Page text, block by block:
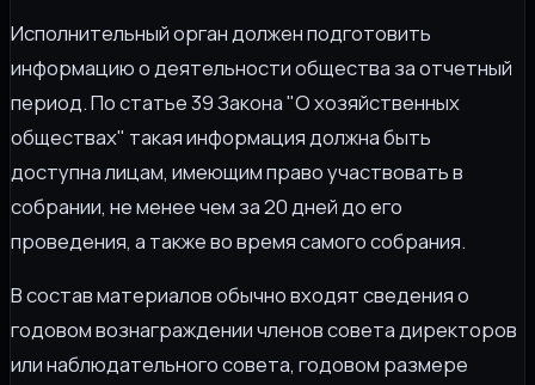
Исполнительный орган должен подготовить
информацию о деятельности общества за отчетный
период. По статье 39 Закона "О хозяйственных
обществах" такая информация должна быть
доступна лицам, имеющим право участвовать в
собрании, не менее чем за 20 дней до его
проведения, а также во время самого собрания.
В состав материалов обычно входят сведения о
годовом вознаграждении членов совета директоров
или наблюдательного совета, годовом размере